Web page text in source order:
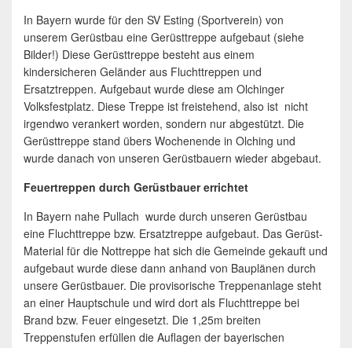
In Bayern wurde für den SV Esting (Sportverein) von
unserem Gerüstbau eine Gerüsttreppe aufgebaut (siehe
Bilder!) Diese Gerüsttreppe besteht aus einem
kindersicheren Geländer aus Fluchttreppen und
Ersatztreppen. Aufgebaut wurde diese am Olchinger
Volksfestplatz. Diese Treppe ist freistehend, also ist nicht
irgendwo verankert worden, sondern nur abgestützt. Die
Gerüsttreppe stand übers Wochenende in Olching und
wurde danach von unseren Gerüstbauern wieder abgebaut.
Feuertreppen durch Gerüstbauer errichtet
In Bayern nahe Pullach wurde durch unseren Gerüstbau
eine Fluchttreppe bzw. Ersatztreppe aufgebaut. Das Gerüst-
Material für die Nottreppe hat sich die Gemeinde gekauft und
aufgebaut wurde diese dann anhand von Bauplänen durch
unsere Gerüstbauer. Die provisorische Treppenanlage steht
an einer Hauptschule und wird dort als Fluchttreppe bei
Brand bzw. Feuer eingesetzt. Die 1,25m breiten
Treppenstufen erfüllen die Auflagen der bayerischen